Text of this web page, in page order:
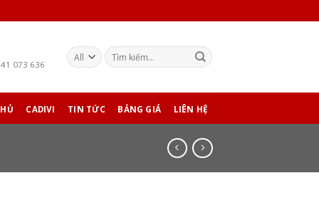
073 636
CADIVI TIN TỨC BẢNG GIÁ LIÊN HỆ